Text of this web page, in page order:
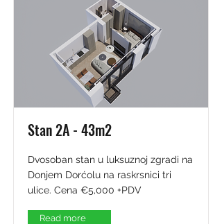
Stan 2A - 43m2
Dvosoban stan u luksuznoj zgradi na
Donjem Dorćolu na raskrsnici tri
ulice. Cena €5,000 +PDV
Read more